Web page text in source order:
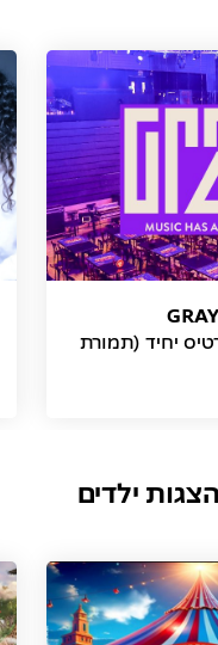
יחיד (תמורת
ילדים